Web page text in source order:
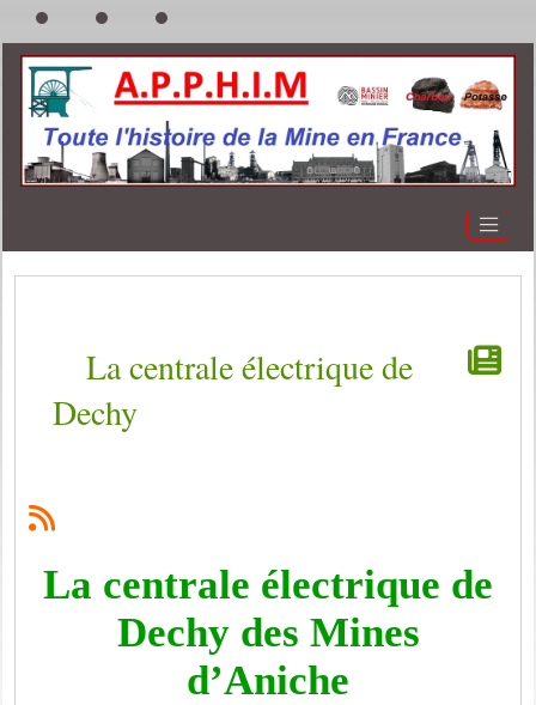
La centrale électrique de
Dechy
La centrale électrique de
Dechy des Mines
d’Aniche